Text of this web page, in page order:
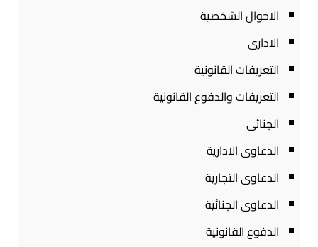
الاحوال الشخصية
الادارى
التعريفات القانونية
التعريفات والدفوع القانونية
الجنائى
الدعاوى الادارية
الدعاوى التجارية
الدعاوى الجنائية
الدفوع القانونية